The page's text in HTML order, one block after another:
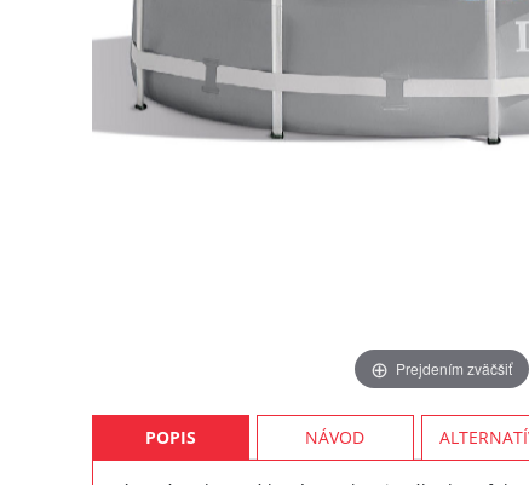
Prejdením zväčšiť
POPIS NÁVOD